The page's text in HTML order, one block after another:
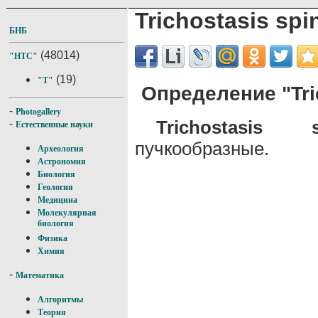
БНБ
"НТС" (48014)
"T" (19)
- Photogallery
- Естественные науки
Археология
Астрономия
Биология
Геология
Медицина
Молекулярная
биология
Физика
Химия
- Математика
Алгоритмы
Теория
Trichostasis
Определение
Trichostasis
пучкообразные.